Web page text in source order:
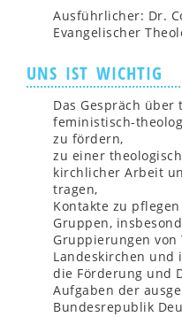
Ausführlicher: Dr.
Evangelischer
UNS IST WICHTIG
Das Gespräch über
feministisch-
zu fördern,
zu einer
kirchlicher Arbeit
tragen,
Kontakte zu
Gruppen,
Gruppierungen
Landeskirchen und
die Förderung und
Aufgaben der
Bundesrepublik